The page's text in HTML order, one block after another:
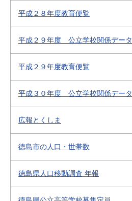
平成２８年度教育便覧
平成２９年度 公立学校関係データ
平成２９年度教育便覧
平成３０年度 公立学校関係データ
広報とくしま
徳島市の人口・世帯数
徳島県人口移動調査 年報